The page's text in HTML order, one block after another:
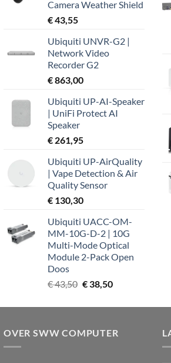
Camera Weather Shield
€43,55
Ubiquiti UNVR-G2 |
Network Video
Recorder G2
€863,00
Ubiquiti UP-AI-Speaker
| UniFi Protect AI
Speaker
€ 261,95
Ubiquiti UP-AirQuality
| Vape Detection & Air
Quality Sensor
€ 130,30
Ubiquiti UACC-OM-
MM-10G-D-2 | 10G
Multi-Mode Optical
Module 2-Pack Open
Doos
€43,50 Oorspronkelijke
was:
€38,50Huidige
is:
OVER SWW COMPUTER